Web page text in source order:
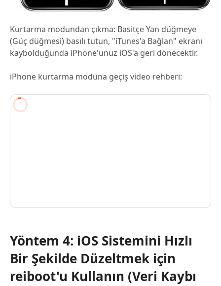
Kurtarma modundan çıkma: Basitçe Yan düğmeye
(Güç düğmesi) basılı tutun, "iTunes'a Bağlan" ekranı
kaybolduğunda iPhone'unuz iOS'a geri dönecektir.
iPhone kurtarma moduna geçiş video rehberi:
Yöntem 4: iOS Sistemini Hızlı
Bir Şekilde Düzeltmek için
reiboot'u Kullanın (Veri Kaybı